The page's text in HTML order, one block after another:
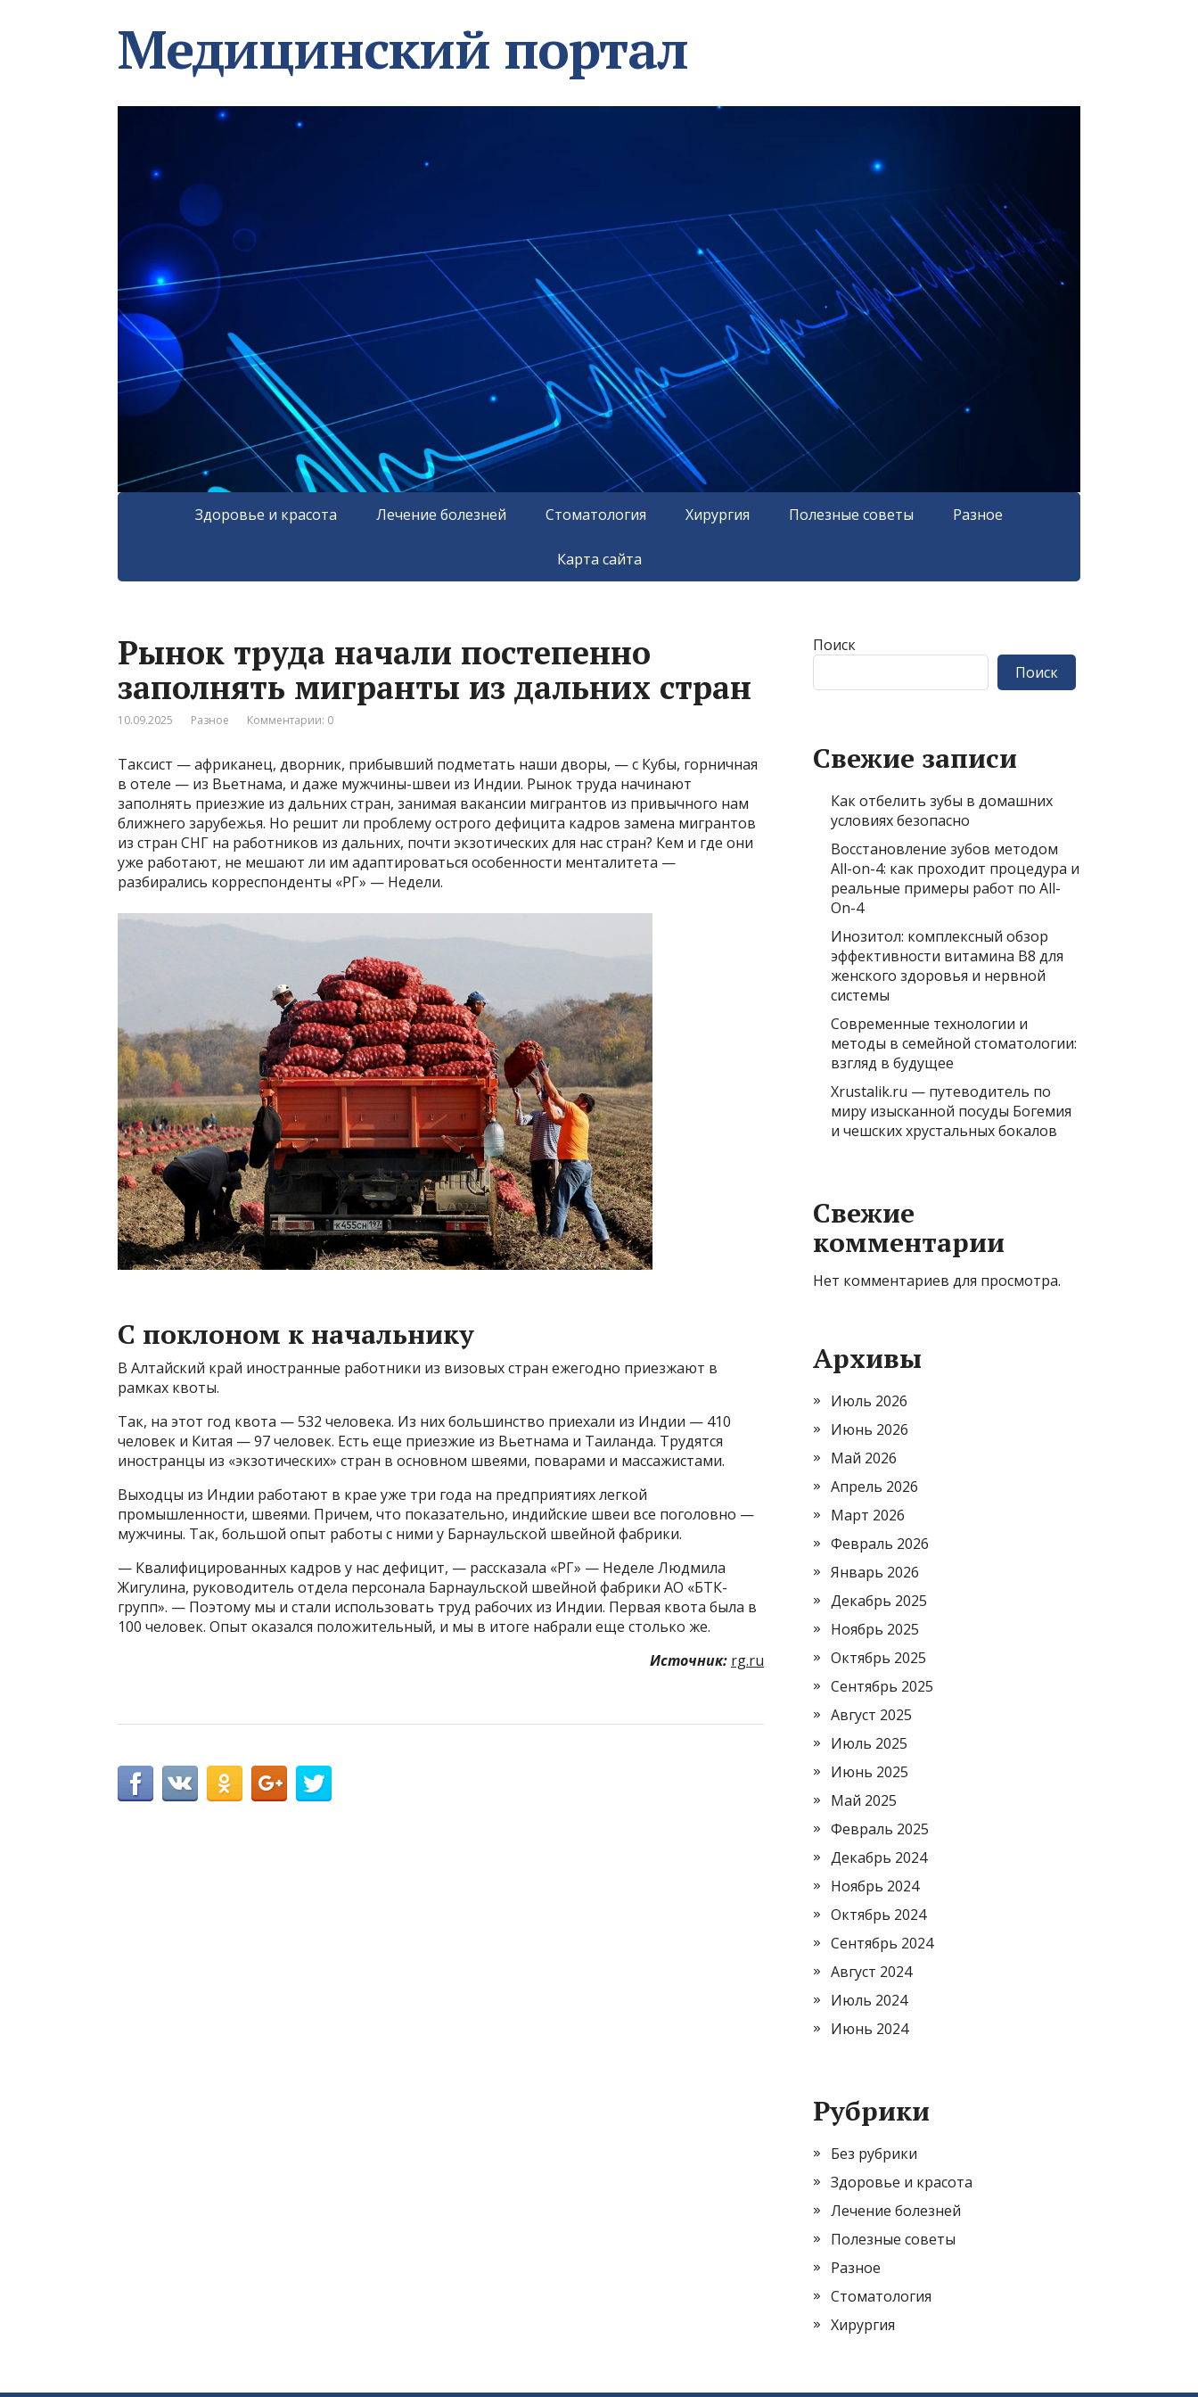
Медицинский портал
Здоровье и красота Лечение болезней Стоматология Хирургия Полезные советы Разное
Карта сайта
Рынок труда начали постепенно
заполнять мигранты из дальних стран
10.09.2025 Разное Комментарии: 0
Таксист — африканец, дворник, прибывший подметать наши дворы, — с Кубы, горничная
в отеле — из Вьетнама, и даже мужчины-швеи из Индии. Рынок труда начинают
заполнять приезжие из дальних стран, занимая вакансии мигрантов из привычного нам
ближнего зарубежья. Но решит ли проблему острого дефицита кадров замена мигрантов
из стран СНГ на работников из дальних, почти экзотических для нас стран? Кем и где они
уже работают, не мешают ли им адаптироваться особенности менталитета —
разбирались корреспонденты «РГ» — Недели.
С поклоном к начальнику
В Алтайский край иностранные работники из визовых стран ежегодно приезжают в
рамках квоты.
Так, на этот год квота — 532 человека. Из них большинство приехали из Индии — 410
человек и Китая — 97 человек. Есть еще приезжие из Вьетнама и Таиланда. Трудятся
иностранцы из «экзотических» стран в основном швеями, поварами и массажистами.
Выходцы из Индии работают в крае уже три года на предприятиях легкой
промышленности, швеями. Причем, что показательно, индийские швеи все поголовно —
мужчины. Так, большой опыт работы с ними у Барнаульской швейной фабрики.
— Квалифицированных кадров у нас дефицит, — рассказала «РГ» — Неделе Людмила
Жигулина, руководитель отдела персонала Барнаульской швейной фабрики АО «БТК-
групп». — Поэтому мы и стали использовать труд рабочих из Индии. Первая квота была в
100 человек. Опыт оказался положительный, и мы в итоге набрали еще столько же.
Источник: rg.ru
Поиск
Поиск
Свежие записи
Как отбелить зубы в домашних
условиях безопасно
Восстановление зубов методом
All-on-4: как проходит процедура и
реальные примеры работ по All-
On-4
Инозитол: комплексный обзор
эффективности витамина B8 для
женского здоровья и нервной
системы
Современные технологии и
методы в семейной стоматологии:
взгляд в будущее
Xrustalik.ru — путеводитель по
миру изысканной посуды Богемия
и чешских хрустальных бокалов
Свежие
комментарии
Нет комментариев для просмотра.
Архивы
Июль 2026
Июнь 2026
Май 2026
Апрель 2026
Март 2026
Февраль 2026
Январь 2026
Декабрь 2025
Ноябрь 2025
Октябрь 2025
Сентябрь 2025
Август 2025
Июль 2025
Июнь 2025
Май 2025
Февраль 2025
Декабрь 2024
Ноябрь 2024
Октябрь 2024
Сентябрь 2024
Август 2024
Июль 2024
Июнь 2024
Рубрики
Без рубрики
Здоровье и красота
Лечение болезней
Полезные советы
Разное
Стоматология
Хирургия